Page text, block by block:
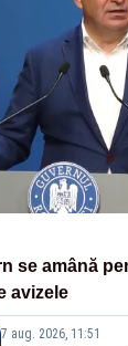
se amână
avizele
7 aug. 2026, 11:51